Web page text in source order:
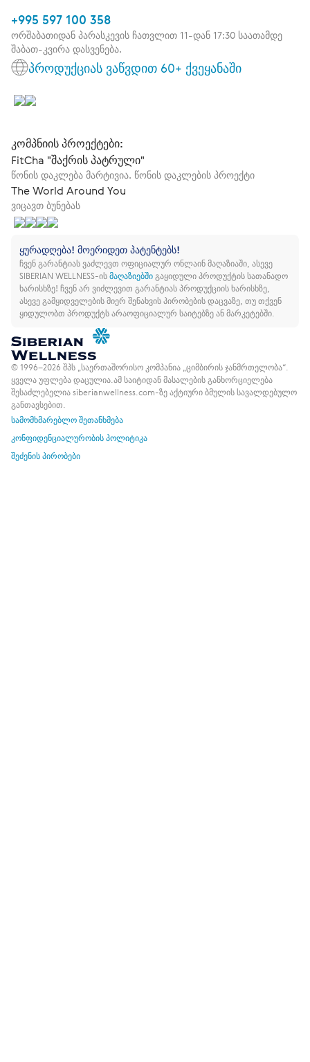
+995 597 100 358
ორშაბათიდან პარასკევის ჩათვლით 11-დან 17:30 საათამდე
შაბათ-კვირა დასვენება.
პროდუქციას ვაწვდით 60+ ქვეყანაში
კომპნიის პროექტები:
FitCha "შაქრის პატრული"
წონის დაკლება მარტივია. წონის დაკლების პროექტი
The World Around You
ვიცავთ ბუნებას
ყურადღება! მოერიდეთ პატენტებს!
ჩვენ გარანტიას ვაძლევთ ოფიციალურ ონლაინ მაღაზიაში, ასევე
SIBERIAN WELLNESS-ისმაღაზიებშიგაყიდული პროდუქტის სათანადო
ხარისხზე! ჩვენ არ ვიძლევით გარანტიას პროდუქციის ხარისხზე,
ასევე გამყიდველების მიერ შენახვის პირობების დაცვაზე, თუ თქვენ
ყიდულობთ პროდუქტს არაოფიციალურ საიტებზე ან მარკეტებში.
© 1996–2026 შპს „საერთაშორისო კომპანია „ციმბირის ჯანმრთელობა“.
ყველა უფლება დაცულია. ამ საიტიდან მასალების განხორციელება
შესაძლებელია siberianwellness.com-ზე აქტიური ბმულის სავალდებულო
განთავსებით.
სამომხმარებლო შეთანხმება
კონფიდენციალურობის პოლიტიკა
შეძენის პირობები